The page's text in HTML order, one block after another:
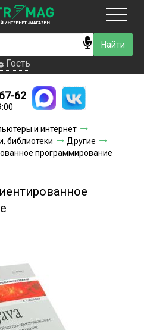
Гость
доставки
оплаты
Гость
62
и интернет
библиотеки
Другие
программирование